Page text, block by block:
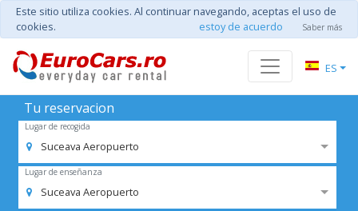
Este sitio utiliza cookies. Al continuar navegando, aceptas el uso de
cookies.
estoy de acuerdo Saber más
ES
Tu reservacion
Lugar de recogida
Suceava Aeropuerto
Lugar de enseñanza
Suceava Aeropuerto